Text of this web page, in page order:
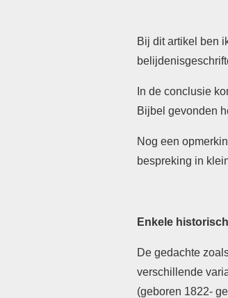
Bij dit artikel ben
In de conclusie
Bijbel gevonden
Nog een
bespreking in
Enkele
De gedachte
verschillende
(geboren 1822-